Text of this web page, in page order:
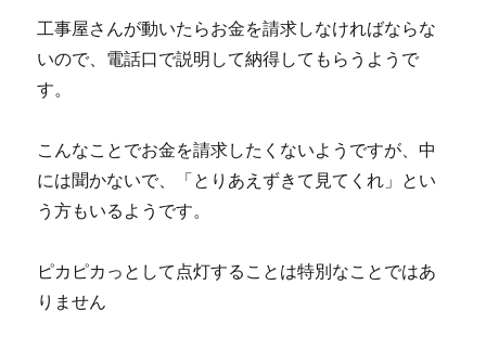
工事屋さんが動いたらお金を請求しなければならな
いので、電話口で説明して納得してもらうようで
す。
こんなことでお金を請求したくないようですが、中
には聞かないで、「とりあえずきて見てくれ」とい
う方もいるようです。
ピカピカっとして点灯することは特別なことではあ
りません